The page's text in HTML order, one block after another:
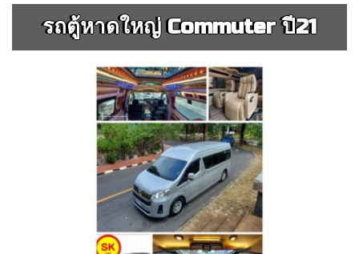
รถตู้หาดใหญ่ Commuter ปี21